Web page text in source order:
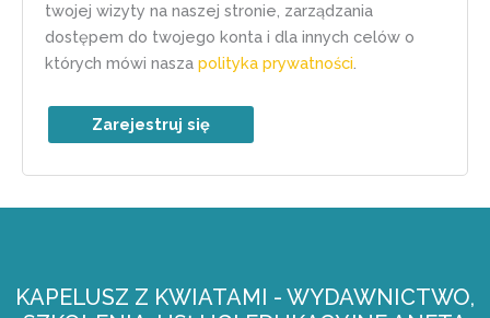
twojej wizyty na naszej stronie, zarządzania
dostępem do twojego konta i dla innych celów o
których mówi nasza polityka prywatności
Zarejestruj się
KAPELUSZ Z KWIATAMI - WYDAWNICTWO,